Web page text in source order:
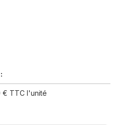
€ TTC l'unité